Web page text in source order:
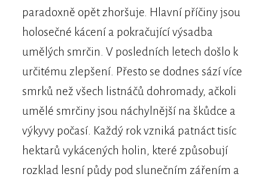
paradoxně opět zhoršuje. Hlavní příčiny jsou
holosečné kácení a pokračující výsadba
umělých smrčin. V posledních letech došlo k
určitému zlepšení. Přesto se dodnes sází více
smrků než všech listnáčů dohromady, ačkoli
umělé smrčiny jsou náchylnější na škůdce a
výkyvy počasí. Každý rok vzniká patnáct tisíc
hektarů vykácených holin, které způsobují
rozklad lesní půdy pod slunečním zářením a